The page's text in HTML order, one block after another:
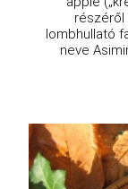
részéről
lombhullató
neve